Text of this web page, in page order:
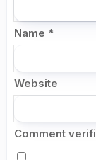
Name *
Website
Comment